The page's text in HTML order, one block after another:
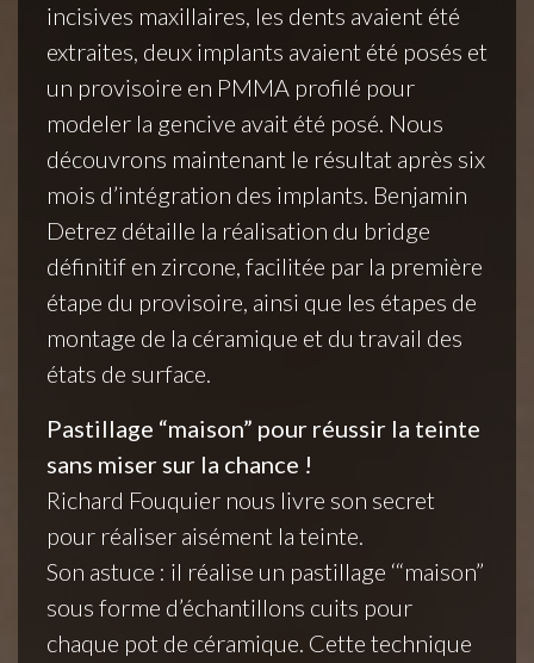
incisives maxillaires, les dents avaient été
extraites, deux implants avaient été posés et
un provisoire en PMMA profilé pour
modeler la gencive avait été posé. Nous
découvrons maintenant le résultat après six
mois d’intégration des implants. Benjamin
Detrez détaille la réalisation du bridge
définitif en zircone, facilitée par la première
étape du provisoire, ainsi que les étapes de
montage de la céramique et du travail des
états de surface.
Pastillage “maison” pour réussir la teinte
sans miser sur la chance !
Richard Fouquier nous livre son secret
pour réaliser aisément la teinte.
Son astuce : il réalise un pastillage ‘“maison”
sous forme d’échantillons cuits pour
chaque pot de céramique. Cette technique